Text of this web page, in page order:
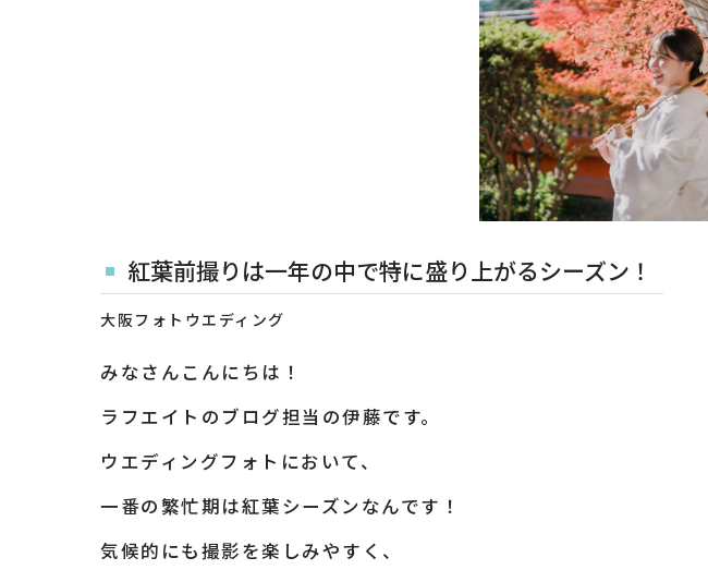
紅葉前撮りは一年の中で特に盛り上がるシーズン！
大阪フォトウエディング
みなさんこんにちは！
ラフエイトのブログ担当の伊藤です。
ウエディングフォトにおいて、
一番の繁忙期は紅葉シーズンなんです！
気候的にも撮影を楽しみやすく、